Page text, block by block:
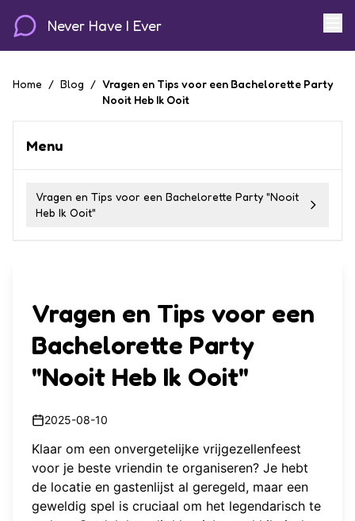
Never Have I Ever
Home / Blog / Vragen en Tips voor een Bachelorette Party
Nooit Heb Ik Ooit
Menu
Vragen en Tips voor een Bachelorette Party "Nooit
Heb Ik Ooit"
Vragen en Tips voor een
Bachelorette Party
"Nooit Heb Ik Ooit"
2025-08-10
Klaar om een onvergetelijke vrijgezellenfeest
voor je beste vriendin te organiseren? Je hebt
de locatie en gastenlijst al geregeld, maar een
geweldig spel is cruciaal om het legendarisch te